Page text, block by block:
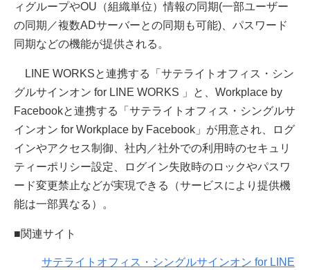
ィグループやOU（組織単位）情報の同期(一部ユーザー
の同期／複数ADサーバーとの同期も可能)、パスワード
同期などの機能が提供される。
LINE WORKSと連携する「サテライトオフィス・シン
グルサインオン for LINE WORKS 」と、Workplace by
Facebookと連携する「サテライトオフィス・シングルサ
インオン for Workplace by Facebook」が用意され、ログ
インやアクセス制御、社内／社外での利用時のセキュリ
ティーポリシー設定、ログイン失敗時のロックやパスワ
ード変更禁止などが実現できる（サービスにより提供機
能は一部異なる）。
■関連サイト
サテライトオフィス・シングルサインオン for LINE